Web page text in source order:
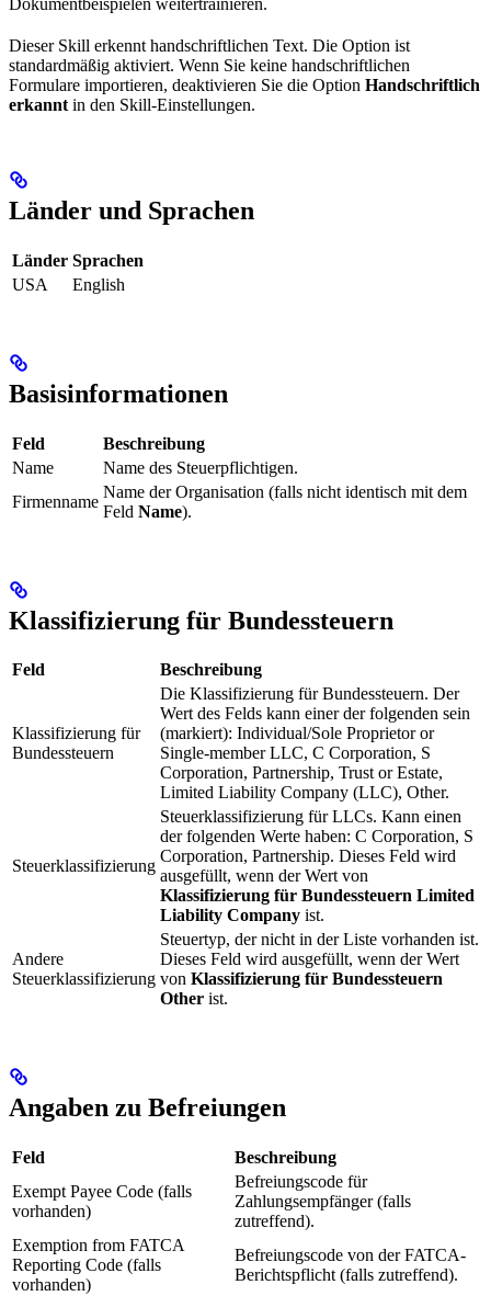
Dokumentbeispielen weitertrainieren.
Dieser Skill erkennt handschriftlichen Text. Die Option ist
standardmäßig aktiviert. Wenn Sie keine handschriftlichen
Formulare importieren, deaktivieren Sie die Option Handschriftlich
erkannt in den Skill‑Einstellungen.
Länder und Sprachen
Länder Sprachen
USA
English
Basisinformationen
Feld
Beschreibung
Name
Name des Steuerpflichtigen.
Firmenname
Name der Organisation (falls nicht identisch mit dem
Feld Name).
Klassifizierung für Bundessteuern
Feld Beschreibung
Klassifizierung für
Bundessteuern
Die Klassifizierung für Bundessteuern. Der
Wert des Felds kann einer der folgenden sein
(markiert): Individual/Sole Proprietor or
Single-member LLC, C Corporation, S
Corporation, Partnership, Trust or Estate,
Limited Liability Company (LLC), Other.
Steuerklassifizierung
Steuerklassifizierung für LLCs. Kann einen
der folgenden Werte haben: C Corporation, S
Corporation, Partnership. Dieses Feld wird
ausgefüllt, wenn der Wert von
Klassifizierung für Bundessteuern Limited
Liability Company ist.
Andere
Steuerklassifizierung
Steuertyp, der nicht in der Liste vorhanden ist.
Dieses Feld wird ausgefüllt, wenn der Wert
von Klassifizierung für Bundessteuern
Other ist.
Angaben zu Befreiungen
Feld
Beschreibung
Exempt Payee Code (falls
vorhanden)
Befreiungscode für
Zahlungsempfänger (falls
zutreffend).
Exemption from FATCA
Reporting Code (falls
vorhanden)
Befreiungscode von der FATCA-
Berichtspflicht (falls zutreffend).